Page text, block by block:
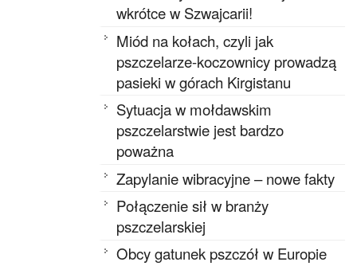
wkrótce w Szwajcarii!
Miód na kołach, czyli jak
pszczelarze-koczownicy prowadzą
pasieki w górach Kirgistanu
Sytuacja w mołdawskim
pszczelarstwie jest bardzo
poważna
Zapylanie wibracyjne – nowe fakty
Połączenie sił w branży
pszczelarskiej
Obcy gatunek pszczół w Europie